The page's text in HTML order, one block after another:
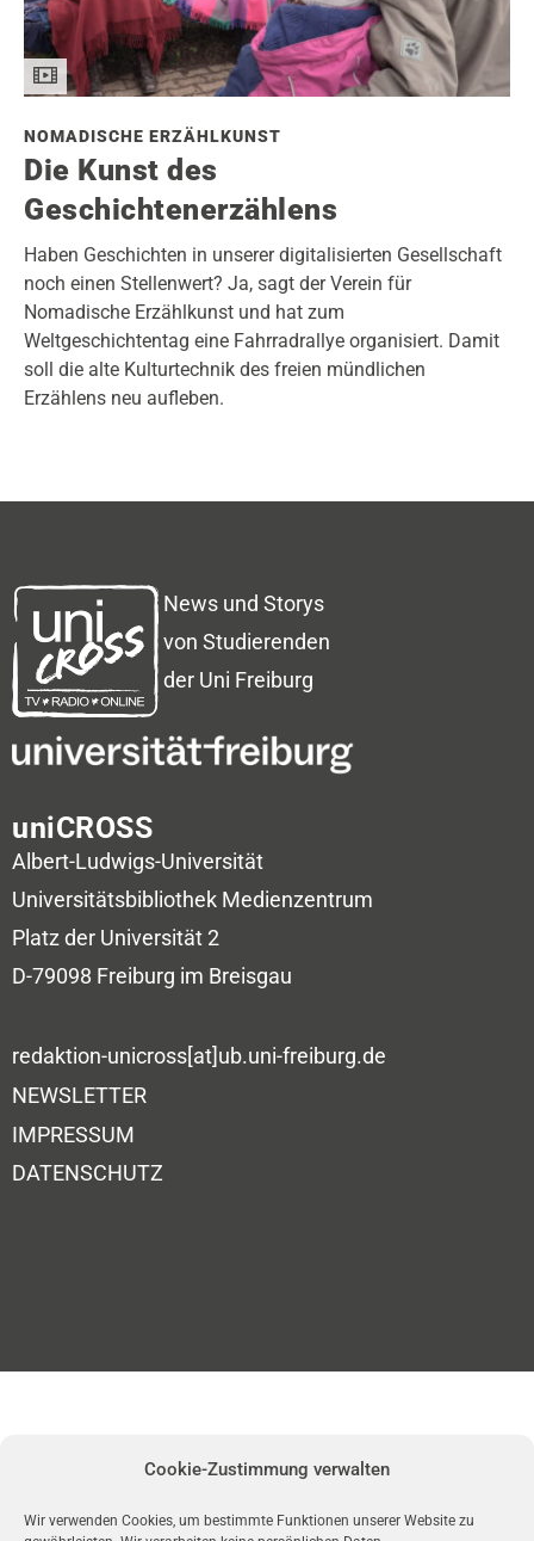
Cookie-Zustimmung verwalten
Wir verwenden Cookies, um bestimmte Funktionen unserer Website zu
NOMADISCHE ERZÄHLKUNST
Die Kunst des
Geschichtenerzählens
Haben Geschichten in unserer digitalisierten Gesellschaft
noch einen Stellenwert? Ja, sagt der Verein für
Nomadische Erzählkunst und hat zum
Weltgeschichtentag eine Fahrradrallye organisiert. Damit
soll die alte Kulturtechnik des freien mündlichen
Erzählens neu aufleben.
News und Storys
von Studierenden
der Uni Freiburg
uniCROSS
Albert-Ludwigs-Universität
Universitätsbibliothek Medienzentrum
Platz der Universität 2
D-79098 Freiburg im Breisgau
redaktion-unicross[at]ub.uni-freiburg.de
NEWSLETTER
IMPRESSUM
DATENSCHUTZ